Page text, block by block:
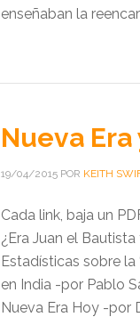
enseñaban la
Nueva
19/04/2015 POR KEITH
Cada link, baja un
¿Era Juan el
Estadísticas sobre la
en India -por Pablo
Nueva Era Hoy -por